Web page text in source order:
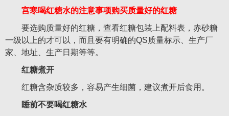
宫寒喝红糖水的注意事项购买质量好的红糖
要选购质量好的红糖，查看红糖包装上配料表，赤砂糖
一级以上的才可以，而且要有明确的QS质量标示、生产厂
家、地址、生产日期等等。
红糖煮开
红糖含杂质较多，容易产生细菌，建议煮开后食用。
睡前不要喝红糖水